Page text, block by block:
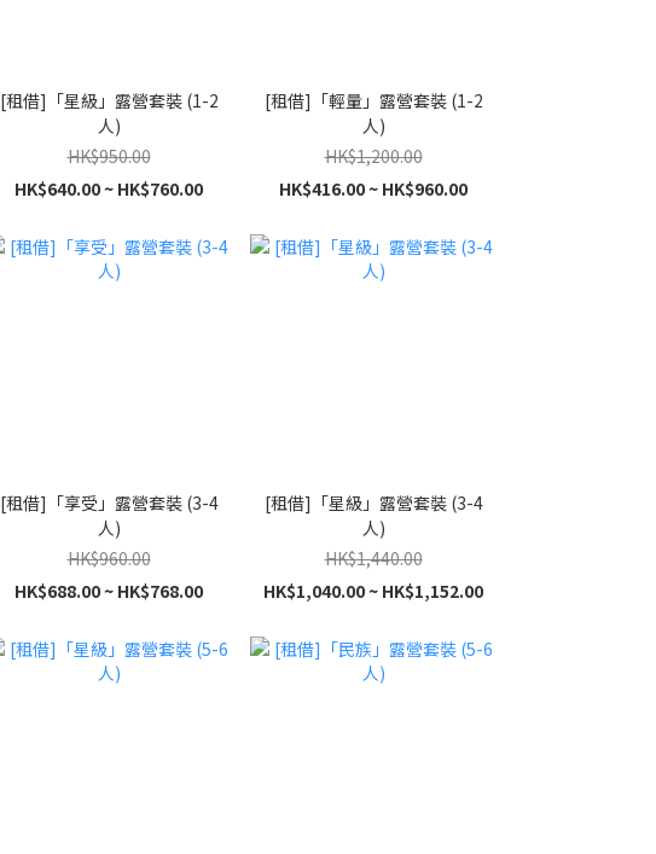
[租借]「星級」露營套裝 (1-2
人)
HK$950.00
HK$640.00 ~ HK$760.00
[租借]「輕量」露營套裝 (1-2
人)
HK$1,200.00
HK$416.00 ~ HK$960.00
[租借]「享受」露營套裝 (3-4
人)
HK$960.00
HK$688.00 ~ HK$768.00
[租借]「星級」露營套裝 (3-4
人)
HK$1,440.00
HK$1,040.00 ~ HK$1,152.00